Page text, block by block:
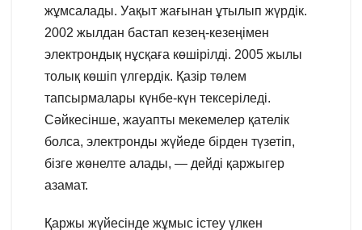
жұмсалады. Уақыт жағынан ұтылып жүрдік.
2002 жылдан бастап кезең-кезеңімен
электрондық нұсқаға көшірілді. 2005 жылы
толық көшіп үлгердік. Қазір төлем
тапсырмалары күнбе-күн тексеріледі.
Сәйкесінше, жауапты мекемелер қателік
болса, электронды жүйеде бірден түзетіп,
бізге жөнелте алады, — дейді қаржыгер
азамат.
Қаржы жүйесінде жұмыс істеу үлкен